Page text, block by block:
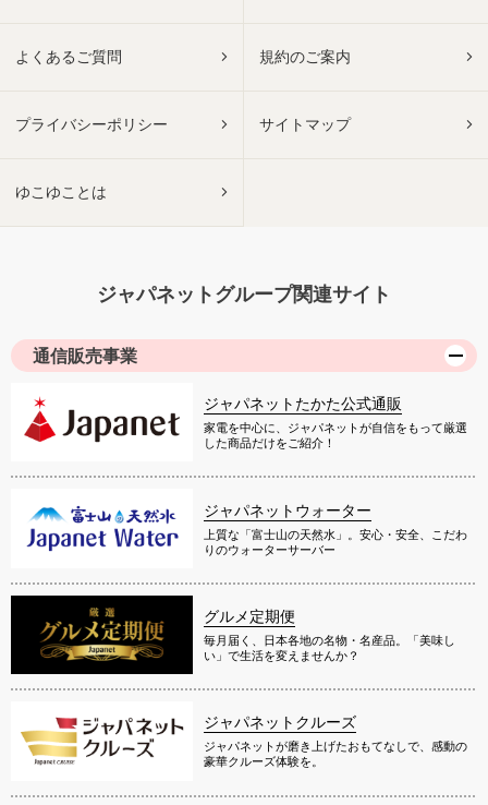
よくあるご質問 規約のご案内
プライバシーポリシー サイトマップ
ゆこゆことは
ジャパネットグループ関連サイト
通信販売事業
ジャパネットたかた公式通販
家電を中心に、ジャパネットが自信をもって厳選
した商品だけをご紹介！
ジャパネットウォーター
上質な「富士山の天然水」。安心・安全、こだわ
りのウォーターサーバー
グルメ定期便
毎月届く、日本各地の名物・名産品。「美味し
い」で生活を変えませんか？
ジャパネットクルーズ
ジャパネットが磨き上げたおもてなしで、感動の
豪華クルーズ体験を。